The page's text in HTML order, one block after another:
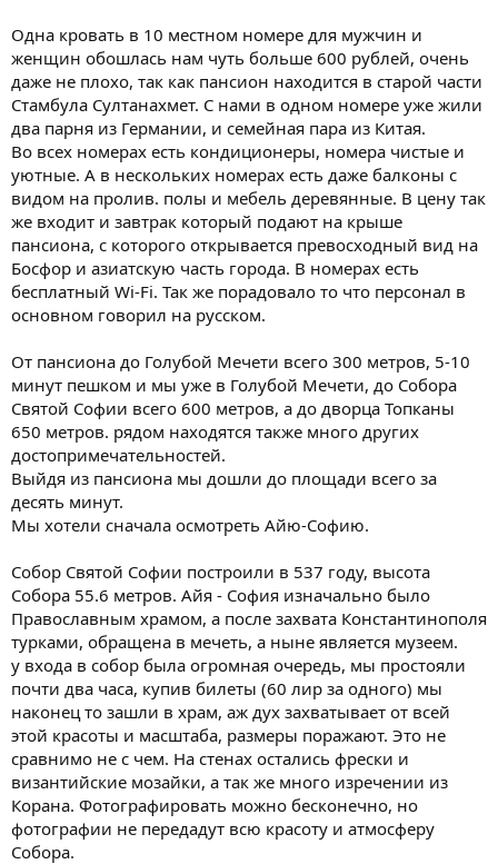
Одна кровать в 10 местном номере для мужчин и
женщин обошлась нам чуть больше 600 рублей, очень
даже не плохо, так как пансион находится в старой части
Стамбула Султанахмет. С нами в одном номере уже жили
два парня из Германии, и семейная пара из Китая.
Во всех номерах есть кондиционеры, номера чистые и
уютные. А в нескольких номерах есть даже балконы с
видом на пролив. полы и мебель деревянные. В цену так
же входит и завтрак который подают на крыше
пансиона, с которого открывается превосходный вид на
Босфор и азиатскую часть города. В номерах есть
бесплатный Wi-Fi. Так же порадовало то что персонал в
основном говорил на русском.
От пансиона до Голубой Мечети всего 300 метров, 5-10
минут пешком и мы уже в Голубой Мечети, до Собора
Святой Софии всего 600 метров, а до дворца Топканы
650 метров. рядом находятся также много других
достопримечательностей.
Выйдя из пансиона мы дошли до площади всего за
десять минут.
Мы хотели сначала осмотреть Айю-Софию.
Собор Святой Софии построили в 537 году, высота
Собора 55.6 метров. Айя - София изначально было
Православным храмом, а после захвата Константинополя
турками, обращена в мечеть, а ныне является музеем.
у входа в собор была огромная очередь, мы простояли
почти два часа, купив билеты (60 лир за одного) мы
наконец то зашли в храм, аж дух захватывает от всей
этой красоты и масштаба, размеры поражают. Это не
сравнимо не с чем. На стенах остались фрески и
византийские мозайки, а так же много изречении из
Корана. Фотографировать можно бесконечно, но
фотографии не передадут всю красоту и атмосферу
Собора.